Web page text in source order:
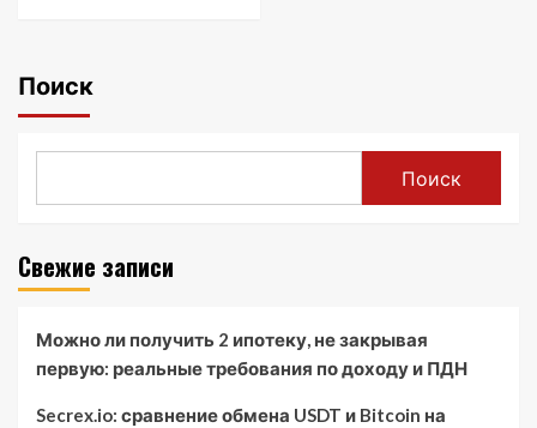
Поиск
Поиск
Свежие записи
Можно ли получить 2 ипотеку, не закрывая
первую: реальные требования по доходу и ПДН
Secrex.io: сравнение обмена USDT и Bitcoin на